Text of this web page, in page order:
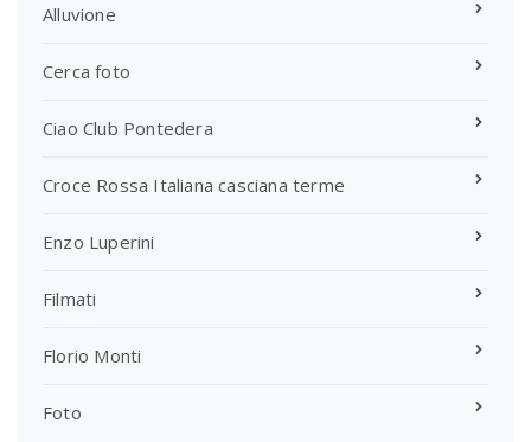
Alluvione
Cerca foto
Ciao Club Pontedera
Croce Rossa Italiana casciana terme
Enzo Luperini
Filmati
Florio Monti
Foto